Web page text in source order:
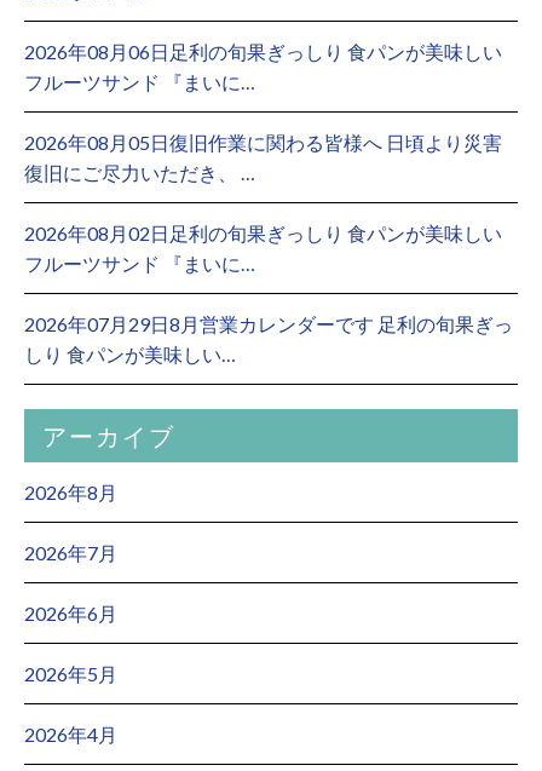
2026年08月06日足利の旬果ぎっしり 食パンが美味しい
フルーツサンド 『まいに…
2026年08月05日復旧作業に関わる皆様へ 日頃より災害
復旧にご尽力いただき、 …
2026年08月02日足利の旬果ぎっしり 食パンが美味しい
フルーツサンド 『まいに…
2026年07月29日8月営業カレンダーです 足利の旬果ぎっ
しり 食パンが美味しい…
アーカイブ
2026年8月
2026年7月
2026年6月
2026年5月
2026年4月